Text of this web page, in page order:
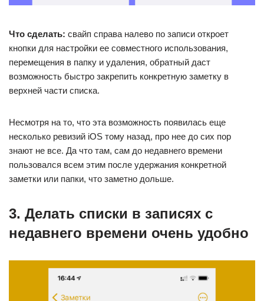
Что сделать: свайп справа налево по записи откроет
кнопки для настройки ее совместного использования,
перемещения в папку и удаления, обратный даст
возможность быстро закрепить конкретную заметку в
верхней части списка.
Несмотря на то, что эта возможность появилась еще
несколько ревизий iOS тому назад, про нее до сих пор
знают не все. Да что там, сам до недавнего времени
пользовался всем этим после удержания конкретной
заметки или папки, что заметно дольше.
3. Делать списки в записях с
недавнего времени очень удобно